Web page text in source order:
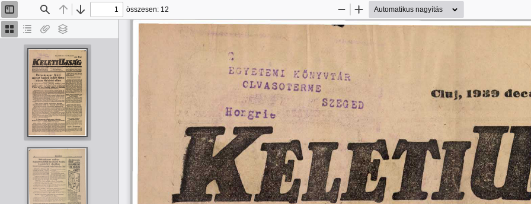
Bélyegképek
Dokumentumvázlat
Van
Rétegek
Oldalsáv
be/ki
KeresésElőzőTovább
összesen: 12
KicsinyítésNagyítás
Cin], 1 9 8 9